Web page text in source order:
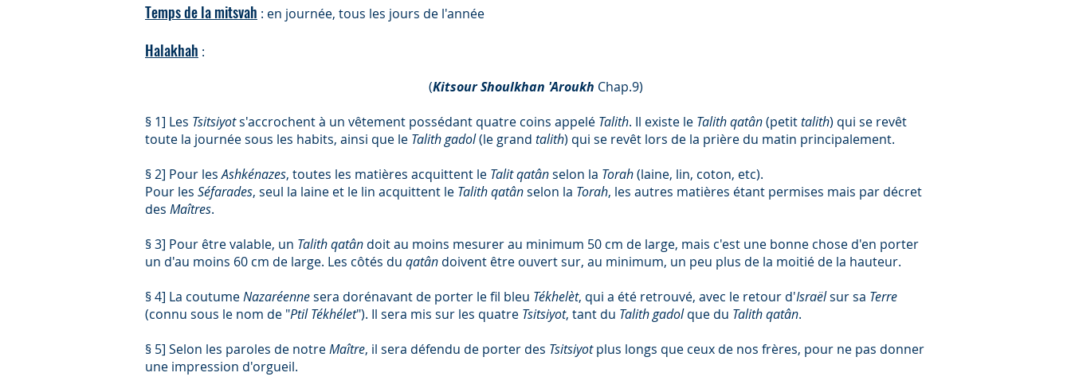
Temps de la mitsvah : en journée, tous les jours de l'année
Halakhah :
(Kitsour Shoulkhan 'Aroukh Chap.9)
§ 1] Les Tsitsiyots'accrochent à un vêtement possédant quatre coins appelé Talith. Il existe le Talith qatân(petittalith) qui se revêt
toute la journée sous les habits, ainsi que le Talith gadol(le grand talith) qui se revêt lors de la prière du matin principalement.
§ 2] Pour lesAshkénazes, toutes les matières acquittent le Talit qatânselon la Torah(laine, lin, coton, etc).
Pour les Séfarades, seul la laine et le lin acquittent le Talith qatânselon la Torah, les autres matières étant permises mais par décret
des Maîtres.
§ 3] Pour être valable, un Talith qatân doit au moins mesurer au minimum 50 cm de large, mais c'est une bonne chose d'en porter
un d'au moins 60 cm de large. Les côtés du qatân doivent être ouvert sur, au minimum, un peu plus de la moitié de la hauteur.
§ 4] La coutumeNazaréennesera dorénavant de porter le fil bleu Tékhelèt, qui a été retrouvé, avec le retour d'Israëlsur sa Terre
(connu sous le nom de "Ptil Tékhélet"). Il sera mis sur les quatre Tsitsiyot, tant du Talith gadolque du Talith qatân.
§ 5] Selon les paroles de notreMaître, il sera défendu de porter des Tsitsiyotplus longs que ceux de nos frères, pour ne pas donner
une impression d'orgueil.